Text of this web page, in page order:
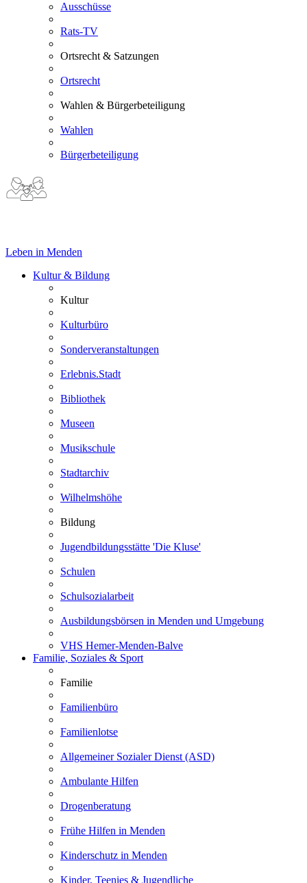
Ausschüsse
Rats-TV
Ortsrecht & Satzungen
Ortsrecht
Wahlen & Bürgerbeteiligung
Wahlen
Bürgerbeteiligung
Leben in Menden
Kultur & Bildung
Kultur
Kulturbüro
Sonderveranstaltungen
Erlebnis.Stadt
Bibliothek
Museen
Musikschule
Stadtarchiv
Wilhelmshöhe
Bildung
Jugendbildungsstätte 'Die Kluse'
Schulen
Schulsozialarbeit
Ausbildungsbörsen in Menden und Umgebung
VHS Hemer-Menden-Balve
Familie, Soziales & Sport
Familie
Familienbüro
Familienlotse
Allgemeiner Sozialer Dienst (ASD)
Ambulante Hilfen
Drogenberatung
Frühe Hilfen in Menden
Kinderschutz in Menden
Kinder, Teenies & Jugendliche